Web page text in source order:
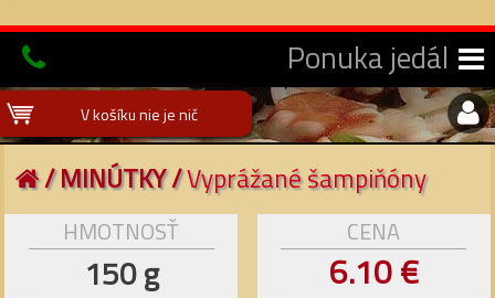
Ponuka jedál
V košíku nie je nič
/MINÚTKY/Vyprážané šampiňóny
CENA
6.10 €
HMOTNOSŤ
150 g